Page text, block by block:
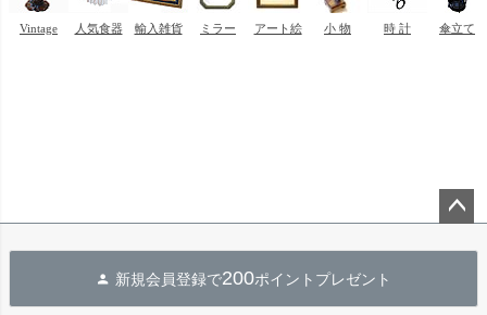
へ
新規会員登録で200ポイントプレゼント